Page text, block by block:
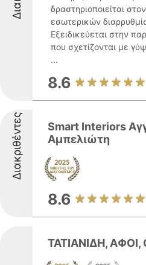
δραστηριοποιείται
εσωτερικών
Εξειδικεύεται στην
που σχετίζονται με
...
8.6
Διακριθέντες
Smart Interiors
Αμπελιώτη
8.6
ΤΑΤΙΑΝΙΔΗ, ΑΦΟΙ,